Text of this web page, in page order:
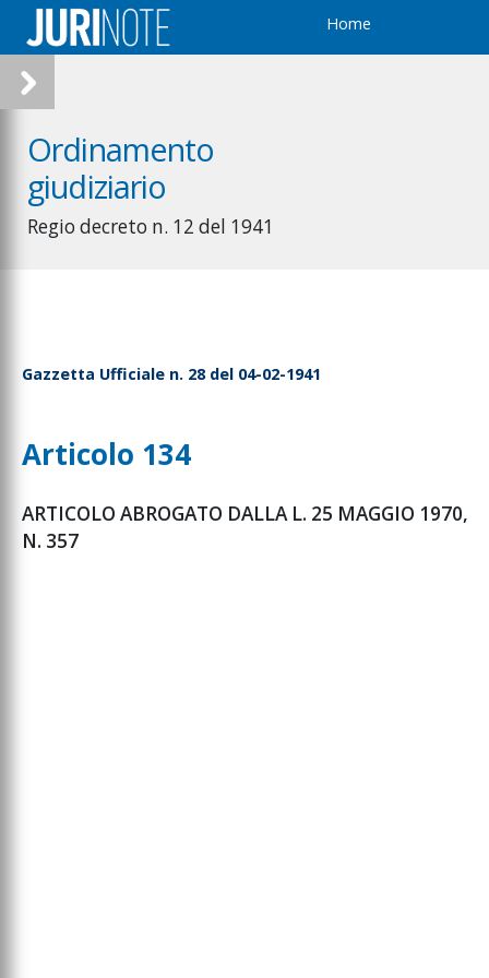
Home
Ordinamento
giudiziario
Regio decreto n. 12 del 1941
Gazzetta Ufficiale n. 28 del 04-02-1941
Articolo 134
ARTICOLO ABROGATO DALLA L. 25 MAGGIO 1970,
N. 357